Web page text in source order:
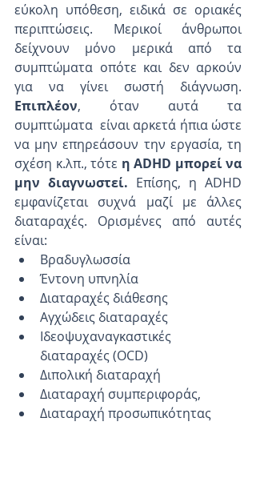
εύκολη υπόθεση, ειδικά σε οριακές
περιπτώσεις. Μερικοί άνθρωποι
δείχνουν μόνο μερικά από τα
συμπτώματα οπότε και δεν αρκούν
Επιπλέον, όταν αυτά τα
συμπτώματα  είναι αρκετά ήπια ώστε
να μην επηρεάσουν την εργασία, τη
σχέση κ.λπ., τότε η ADHD μπορεί να
μην διαγνωστεί. Επίσης, η ADHD
εμφανίζεται συχνά μαζί με άλλες
διαταραχές. Ορισμένες από αυτές
είναι:
Βραδυγλωσσία
Έντονη υπνηλία
Διαταραχές διάθεσης
Αγχώδεις διαταραχές
Ιδεοψυχαναγκαστικές
διαταραχές (OCD)
Διπολική διαταραχή
Διαταραχή συμπεριφοράς,
Διαταραχή προσωπικότητας